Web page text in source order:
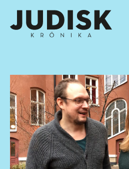
content